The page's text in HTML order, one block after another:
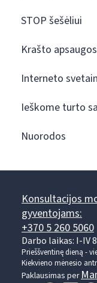
STOP šešėliui
Krašto
Interneto
Ieškome turto
Nuorodos
Konsultacijos
gyventojams:
+370 5 260 5060
Darbo laikas: I-IV
Prieššventinę dieną -
Kiekvieno mėnesio
Paklausimas per